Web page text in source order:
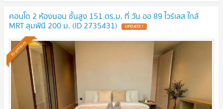
คอนโด 2 ห้องนอน ชั้นสูง 151 ตร.ม. ที่ วัน ออ 89 ไวร์เลส ใกล้
MRT ลุมพินี 200 ม. (ID 2735431)
Premium